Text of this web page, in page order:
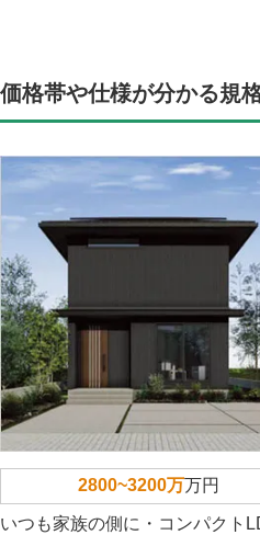
価格帯や仕様が分かる規
2800~3200万万円
いつも家族の側に・コンパクト